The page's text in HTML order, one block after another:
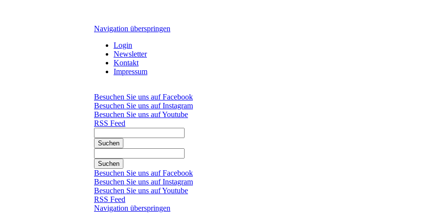
Navigation überspringen
Login
Newsletter
Kontakt
Impressum
Besuchen Sie uns auf Facebook
Besuchen Sie uns auf Instagram
Besuchen Sie uns auf Youtube
RSS Feed
Suchen
Suchen
Besuchen Sie uns auf Facebook
Besuchen Sie uns auf Instagram
Besuchen Sie uns auf Youtube
RSS Feed
Navigation überspringen